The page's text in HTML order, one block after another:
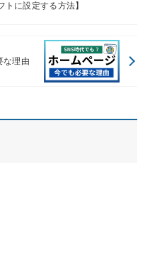
トに設定する方法】
な理由